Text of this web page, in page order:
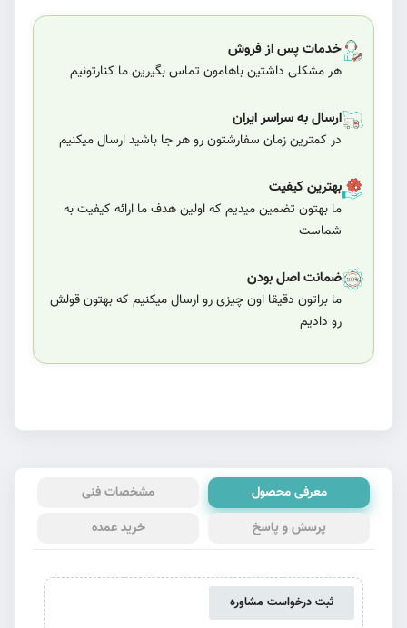
خدمات پس از فروش
هر مشکلی داشتین باهامون تماس بگیرین ما کنارتونیم
ارسال به سراسر ایران
در کمترین زمان سفارشتون رو هر جا باشید ارسال میکنیم
بهترین کیفیت
ما بهتون تضمین میدیم که اولین هدف ما ارائه کیفیت به
شماست
ضمانت اصل بودن
ما براتون دقیقا اون چیزی رو ارسال میکنیم که بهتون قولش
رو دادیم
معرفی محصول
مشخصات فنی
پرسش و پاسخ
خرید عمده
ثبت درخواست مشاوره